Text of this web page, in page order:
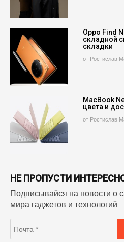
Oppo Find
складной
складки
от Ростислав
MacBook
цвета и
от Ростислав
НЕ ПРОПУСТИ
Подписывайся на новости о
мира гаджетов и технологий